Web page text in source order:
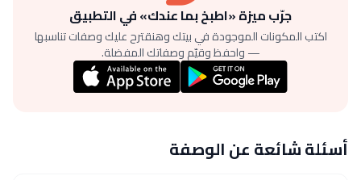
جرّب ميزة «اطبخ بما عندك» في التطبيق
اكتب المكونات الموجودة في بيتك وهنقترح عليك وصفات تناسبها
— واحفظ وقيّم وصفاتك المفضلة.
أسئلة شائعة عن الوصفة